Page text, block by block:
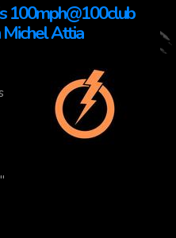
100mph@100club
Attia